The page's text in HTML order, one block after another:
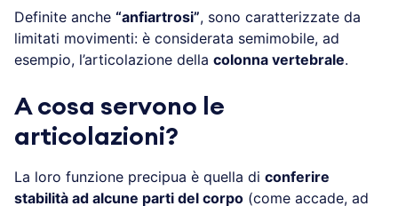
Definite anche “anfiartrosi”, sono caratterizzate da
limitati movimenti: è considerata semimobile, ad
esempio, l’articolazione della colonna vertebrale.
A cosa servono le
articolazioni?
La loro funzione precipua è quella di conferire
stabilità ad alcune parti del corpo (come accade, ad